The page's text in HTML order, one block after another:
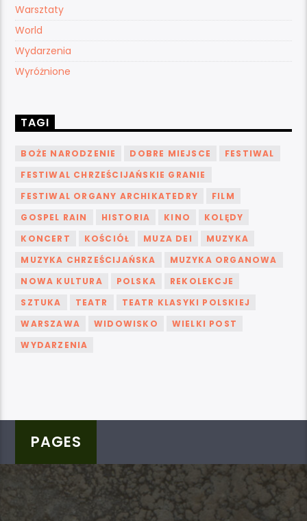
Warsztaty
World
Wydarzenia
Wyróżnione
TAGI
BOŻE NARODZENIE DOBRE MIEJSCE
FESTIWAL
FESTIWAL CHRZEŚCIJAŃSKIE GRANIE
FESTIWAL ORGANY ARCHIKATEDRY
FILM
GOSPEL RAIN
HISTORIA KINO
KOLĘDY
KONCERT
KOŚCIÓŁ MUZA DEI
MUZYKA
MUZYKA CHRZEŚCIJAŃSKA
MUZYKA ORGANOWA
NOWA KULTURA
POLSKA
REKOLEKCJE
SZTUKA
TEATR
TEATR KLASYKI POLSKIEJ
WARSZAWA
WIDOWISKO
WIELKI POST
WYDARZENIA
PAGES